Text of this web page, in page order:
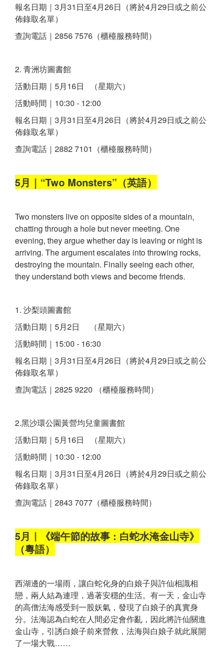
報名日期｜3月31日至4月26日（將於4月29日或之前公
佈錄取名單）
查詢電話｜2856 7576（櫃檯服務時間）
2. 青洲坊圖書館
活動日期｜5月16日 （星期六）
活動時間｜10:30 - 12:00
報名日期｜3月31日至4月26日（將於4月29日或之前公
佈錄取名單）
查詢電話｜2882 7101（櫃檯服務時間）
5月｜“Two Monsters”（英語）
Two monsters live on opposite sides of a mountain,
chatting through a hole but never meeting. One
evening, they argue whether day is leaving or night is
arriving. The argument escalates into throwing rocks,
destroying the mountain. Finally seeing each other,
they understand both views and become friends.
1. 沙梨頭圖書館
活動日期｜5月2日 （星期六）
活動時間｜15:00 - 16:30
報名日期｜3月31日至4月26日（將於4月29日或之前公
佈錄取名單）
查詢電話｜2825 9220 （櫃檯服務時間）
2.黑沙環公園黃營均兒童圖書館
活動日期｜5月16日 （星期六）
活動時間｜10:30 - 12:00
報名日期｜3月31日至4月26日（將於4月29日或之前公
佈錄取名單）
查詢電話｜2843 7077（櫃檯服務時間）
5月｜《端午節的故事 : 白蛇水淹金山寺》
（粵語）
西湖邊的一場雨，讓白蛇化身的白娘子與許仙相識相
戀，兩人結為連理，過著安穩的生活。有一天，金山寺
的高僧法海感受到一股妖氣，發現了白娘子的真實身
分。法海認為白蛇在人間必定會作亂，因此將許仙關進
金山寺，引誘白娘子前來營救，法海與白娘子就此展開
了一場大戰……